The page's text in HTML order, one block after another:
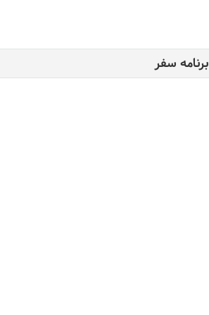
برنامه سفر